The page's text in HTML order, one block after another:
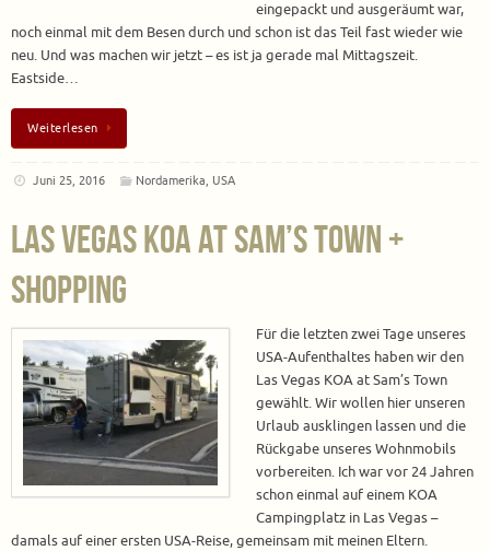
eingepackt und ausgeräumt war,
noch einmal mit dem Besen durch und schon ist das Teil fast wieder wie
neu. Und was machen wir jetzt – es ist ja gerade mal Mittagszeit.
Eastside…
Weiterlesen
Juni 25, 2016 Nordamerika USA
Las Vegas KOA at Sam’s Town +
Shopping
Für die letzten zwei Tage unseres
USA-Aufenthaltes haben wir den
Las Vegas KOA at Sam’s Town
gewählt. Wir wollen hier unseren
Urlaub ausklingen lassen und die
Rückgabe unseres Wohnmobils
vorbereiten. Ich war vor 24 Jahren
schon einmal auf einem KOA
Campingplatz in Las Vegas –
damals auf einer ersten USA-Reise, gemeinsam mit meinen Eltern.